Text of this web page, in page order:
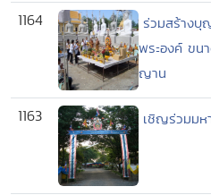
1164
ร่วมสร้างบุ
พระองค์ ขน
ญาน
1163 เชิญร่วมมห